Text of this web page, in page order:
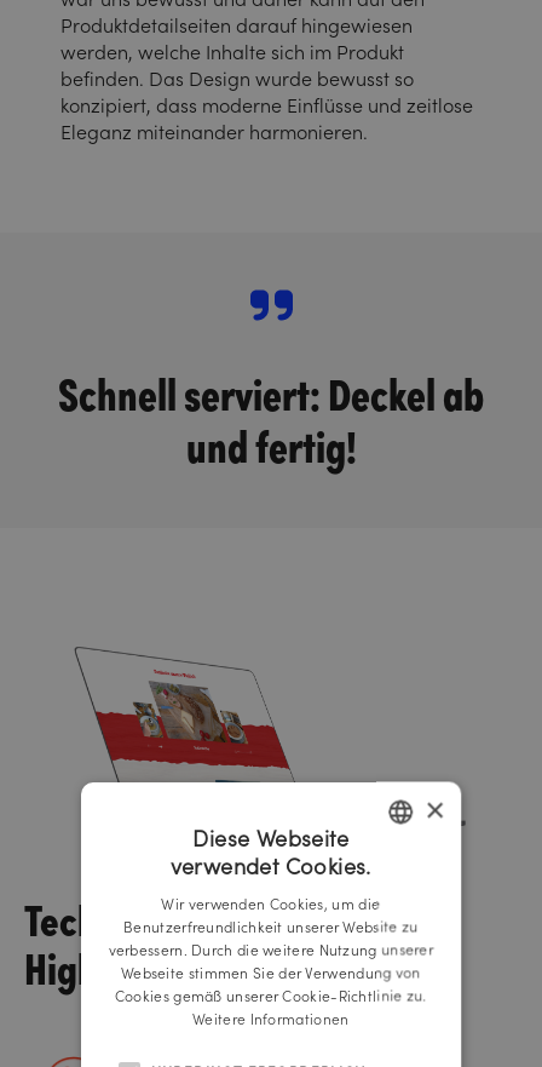
Produktdetailseiten darauf hingewiesen
werden, welche Inhalte sich im Produkt
befinden. Das Design wurde bewusst so
konzipiert, dass moderne Einflüsse und zeitlose
Eleganz miteinander harmonieren.
Schnell serviert: Deckel ab
und fertig!
Tech
Highlights
GERMAN
×
Diese Webseite
verwendet Cookies.
Wir verwenden Cookies, um die
Benutzerfreundlichkeit unserer Website zu
verbessern. Durch die weitere Nutzung unserer
Webseite stimmen Sie der Verwendung von
Cookies gemäß unserer Cookie-Richtlinie zu.
Weitere Informationen